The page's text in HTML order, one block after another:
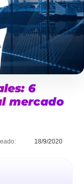
6
mercado
18/9/2020